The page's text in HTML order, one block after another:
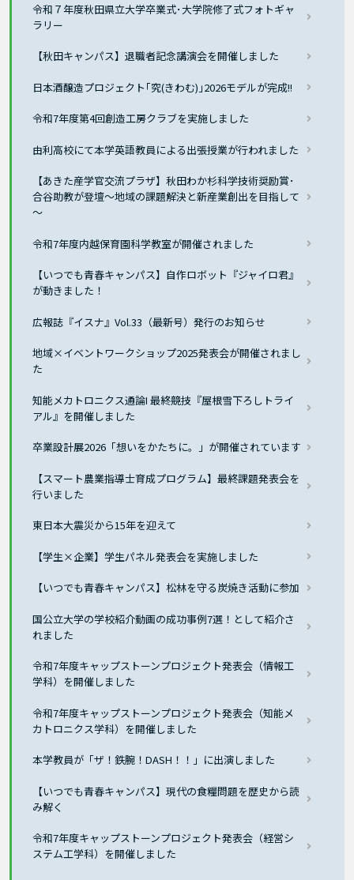
令和７年度秋田県立大学卒業式･大学院修了式フォトギャ
ラリー
【秋田キャンパス】退職者記念講演会を開催しました
日本酒醸造プロジェクト｢究(きわむ)｣2026モデルが完成!!
令和7年度第4回創造工房クラブを実施しました
由利高校にて本学英語教員による出張授業が行われました
【あきた産学官交流プラザ】秋田わか杉科学技術奨励賞･
合谷助教が登壇～地域の課題解決と新産業創出を目指して
～
令和7年度内越保育園科学教室が開催されました
【いつでも青春キャンパス】自作ロボット『ジャイロ君』
が動きました！
広報誌『イスナ』Vol.33（最新号）発行のお知らせ
地域×イベントワークショップ2025発表会が開催されまし
た
知能メカトロニクス通論I 最終競技『屋根雪下ろしトライ
アル』を開催しました
卒業設計展2026「想いをかたちに。」が開催されています
【スマート農業指導士育成プログラム】最終課題発表会を
行いました
東日本大震災から15年を迎えて
【学生×企業】学生パネル発表会を実施しました
【いつでも青春キャンパス】松林を守る炭焼き活動に参加
国公立大学の学校紹介動画の成功事例7選！として紹介さ
れました
令和7年度キャップストーンプロジェクト発表会（情報工
学科）を開催しました
令和7年度キャップストーンプロジェクト発表会（知能メ
カトロニクス学科）を開催しました
本学教員が「ザ！鉄腕！DASH！！」に出演しました
【いつでも青春キャンパス】現代の食糧問題を歴史から読
み解く
令和7年度キャップストーンプロジェクト発表会（経営シ
ステム工学科）を開催しました